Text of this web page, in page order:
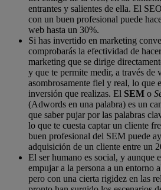
entrantes y salientes de ella. El
con un buen profesional puede
web hasta un 30%.
Si has invertido en marketing
comprobarás la efectividad de
marketing que se dirige
y que te permite medir, a través de
asombrosamente fiel y real, lo que
inversión que realizas. El SEM o
(Adwords en una palabra) es un
que saber pujar por las palabras
lo que te cuesta captar un cliente
buen profesional del SEM puede
adquisición de un cliente entre un
El ser humano es social, y aunque
empujar a la persona a un entorno
pero con una cierta rigidez en las